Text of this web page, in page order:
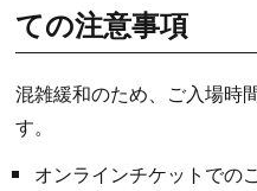
ての注意事項
混雑緩和のため、ご入場時
す。
オンラインチケットでの